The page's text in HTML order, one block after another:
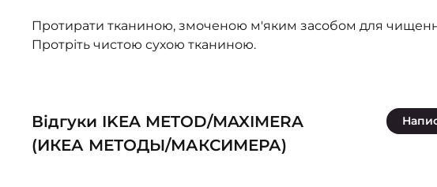
Протирати тканиною, змоченою м'яким засобом для
Протріть чистою сухою тканиною.
Відгуки IKEA METOD/MAXIMERA
(ИКЕА МЕТОДЫ/МАКСИМЕРА)